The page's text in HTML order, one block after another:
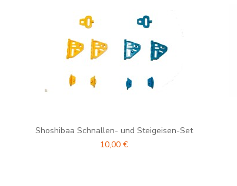
Shoshibaa Schnallen- und Steigeisen-Set
10,00 €